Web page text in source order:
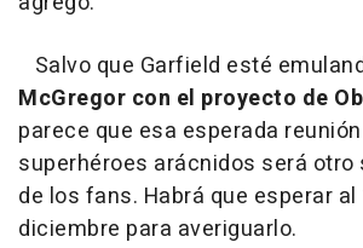
Salvo que Garfield esté
McGregor con el proyecto de
parece que esa esperada
superhéroes arácnidos será
de los fans. Habrá que esperar al
diciembre para averiguarlo.